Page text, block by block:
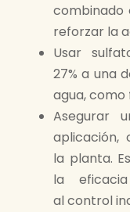
combinado
reforzar la
Usar
27% a una
agua,
Asegurar
aplicación,
la planta.
la
al control